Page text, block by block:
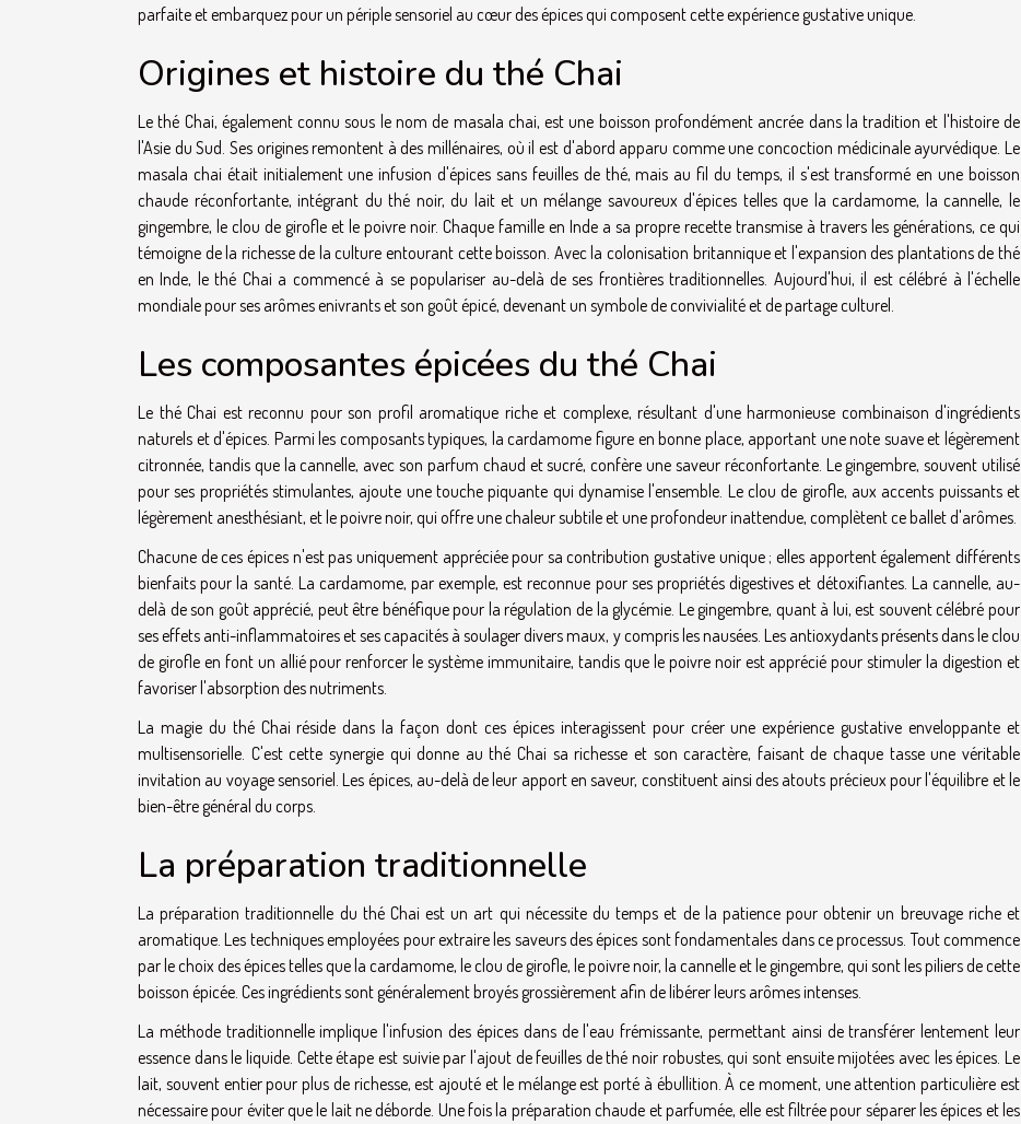
parfaite et embarquez pour un périple sensoriel au cœur des épices qui composent cette expérience gustative unique.
Origines et histoire du thé Chai
Le thé Chai, également connu sous le nom de masala chai, est une boisson profondément ancrée dans la tradition et l'histoire de
l'Asie du Sud. Ses origines remontent à des millénaires, où il est d'abord apparu comme une concoction médicinale ayurvédique. Le
masala chai était initialement une infusion d'épices sans feuilles de thé, mais au fil du temps, il s'est transformé en une boisson
chaude réconfortante, intégrant du thé noir, du lait et un mélange savoureux d'épices telles que la cardamome, la cannelle, le
gingembre, le clou de girofle et le poivre noir. Chaque famille en Inde a sa propre recette transmise à travers les générations, ce qui
témoigne de la richesse de la culture entourant cette boisson. Avec la colonisation britannique et l'expansion des plantations de thé
en Inde, le thé Chai a commencé à se populariser au-delà de ses frontières traditionnelles. Aujourd'hui, il est célébré à l'échelle
mondiale pour ses arômes enivrants et son goût épicé, devenant un symbole de convivialité et de partage culturel.
Les composantes épicées du thé Chai
Le thé Chai est reconnu pour son profil aromatique riche et complexe, résultant d'une harmonieuse combinaison d'ingrédients
naturels et d'épices. Parmi les composants typiques, la cardamome figure en bonne place, apportant une note suave et légèrement
citronnée, tandis que la cannelle, avec son parfum chaud et sucré, confère une saveur réconfortante. Le gingembre, souvent utilisé
pour ses propriétés stimulantes, ajoute une touche piquante qui dynamise l'ensemble. Le clou de girofle, aux accents puissants et
légèrement anesthésiant, et le poivre noir, qui offre une chaleur subtile et une profondeur inattendue, complètent ce ballet d'arômes.
Chacune de ces épices n'est pas uniquement appréciée pour sa contribution gustative unique ; elles apportent également différents
bienfaits pour la santé. La cardamome, par exemple, est reconnue pour ses propriétés digestives et détoxifiantes. La cannelle, au-
delà de son goût apprécié, peut être bénéfique pour la régulation de la glycémie. Le gingembre, quant à lui, est souvent célébré pour
ses effets anti-inflammatoires et ses capacités à soulager divers maux, y compris les nausées. Les antioxydants présents dans le clou
de girofle en font un allié pour renforcer le système immunitaire, tandis que le poivre noir est apprécié pour stimuler la digestion et
favoriser l'absorption des nutriments.
La magie du thé Chai réside dans la façon dont ces épices interagissent pour créer une expérience gustative enveloppante et
multisensorielle. C'est cette synergie qui donne au thé Chai sa richesse et son caractère, faisant de chaque tasse une véritable
invitation au voyage sensoriel. Les épices, au-delà de leur apport en saveur, constituent ainsi des atouts précieux pour l'équilibre et le
bien-être général du corps.
La préparation traditionnelle
La préparation traditionnelle du thé Chai est un art qui nécessite du temps et de la patience pour obtenir un breuvage riche et
aromatique. Les techniques employées pour extraire les saveurs des épices sont fondamentales dans ce processus. Tout commence
par le choix des épices telles que la cardamome, le clou de girofle, le poivre noir, la cannelle et le gingembre, qui sont les piliers de cette
boisson épicée. Ces ingrédients sont généralement broyés grossièrement afin de libérer leurs arômes intenses.
La méthode traditionnelle implique l'infusion des épices dans de l'eau frémissante, permettant ainsi de transférer lentement leur
essence dans le liquide. Cette étape est suivie par l'ajout de feuilles de thé noir robustes, qui sont ensuite mijotées avec les épices. Le
lait, souvent entier pour plus de richesse, est ajouté et le mélange est porté à ébullition. À ce moment, une attention particulière est
nécessaire pour éviter que le lait ne déborde. Une fois la préparation chaude et parfumée, elle est filtrée pour séparer les épices et les